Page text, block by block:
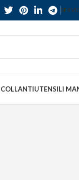
UTENSILI